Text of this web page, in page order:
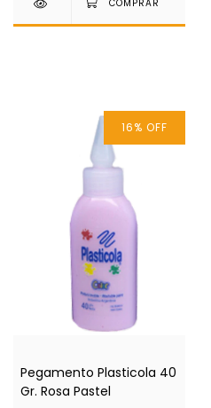
16% OFF
Pegamento Plasticola 40
Gr. Rosa Pastel